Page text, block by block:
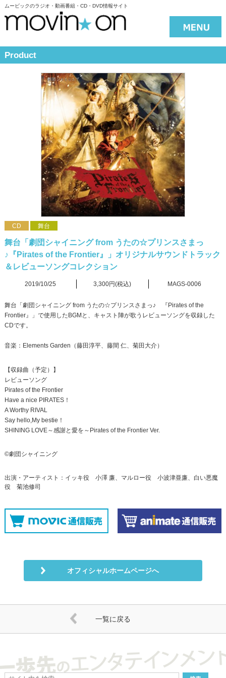
ムービックのラジオ・動画番組・CD・DVD情報サイト
Product
CD 舞台
舞台「劇団シャイニング from うたの☆プリンスさまっ
♪『Pirates of the Frontier』」オリジナルサウンドトラック
＆レビューソングコレクション
2019/10/25 3,300円(税込) MAGS-0006
舞台「劇団シャイニング from うたの☆プリンスさまっ♪ 『Pirates of the
Frontier』」で使用したBGMと、キャスト陣が歌うレビューソングを収録した
CDです。
音楽：Elements Garden（藤田淳平、藤間 仁、菊田大介）
【収録曲（予定）】
レビューソング
Pirates of the Frontier
Have a nice PIRATES！
A Worthy RIVAL
Say hello,My bestie！
SHINING LOVE～感謝と愛を～Pirates of the Frontier Ver.
©劇団シャイニング
出演・アーティスト：イッキ役 小澤 廉、マルロー役 小波津亜廉、白い悪魔
役 菊池修司
オフィシャルホームページへ
一覧に戻る